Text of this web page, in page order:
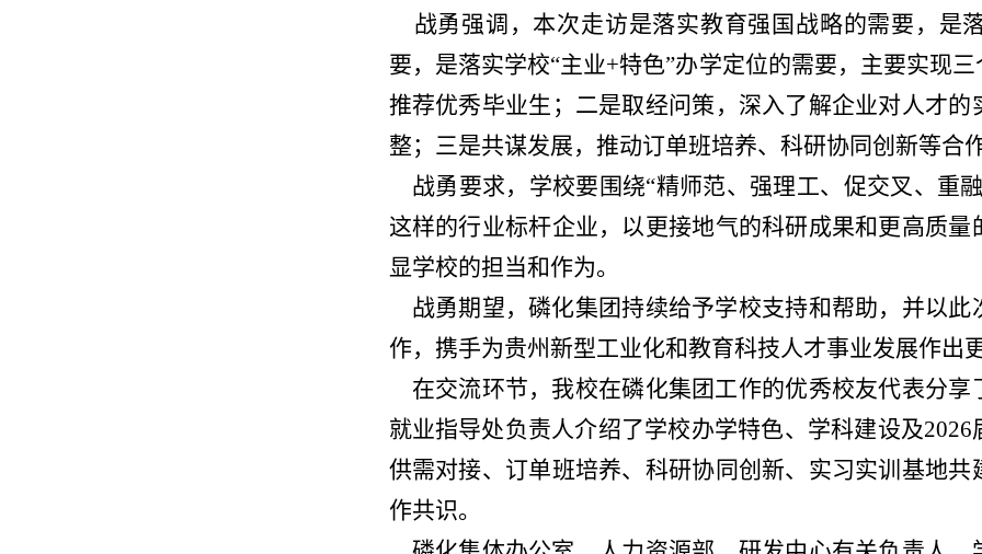
战勇强调， 本次走访是落实教育强国战略的需要，是
要，是落实学校“主业+特色”办学定位的需要， 主要实现三
推荐优秀毕业生；二是取经问策，深入了解企业对人才的
整；三是共谋发展，推动订单班培养、科研协同创新等合
战勇要求，学校要围绕“精师范、强理工、促交叉 、 重
这样的行业标杆企业，以更接地气的科研成果和更高质量
显学校的担当和作为。
战勇期望，磷化集团持续给予学校支持和帮助， 并以此
作，携手为贵州新型工业化和教育科技人才事业发展作出
在交流环节，我校在磷化集团工作的优秀校友代表分享
就业指导处负责人介绍了学校办学特色、学科建设及2026
供需对接、订单班培养、科研协同创新、实习实训基地
作共识。